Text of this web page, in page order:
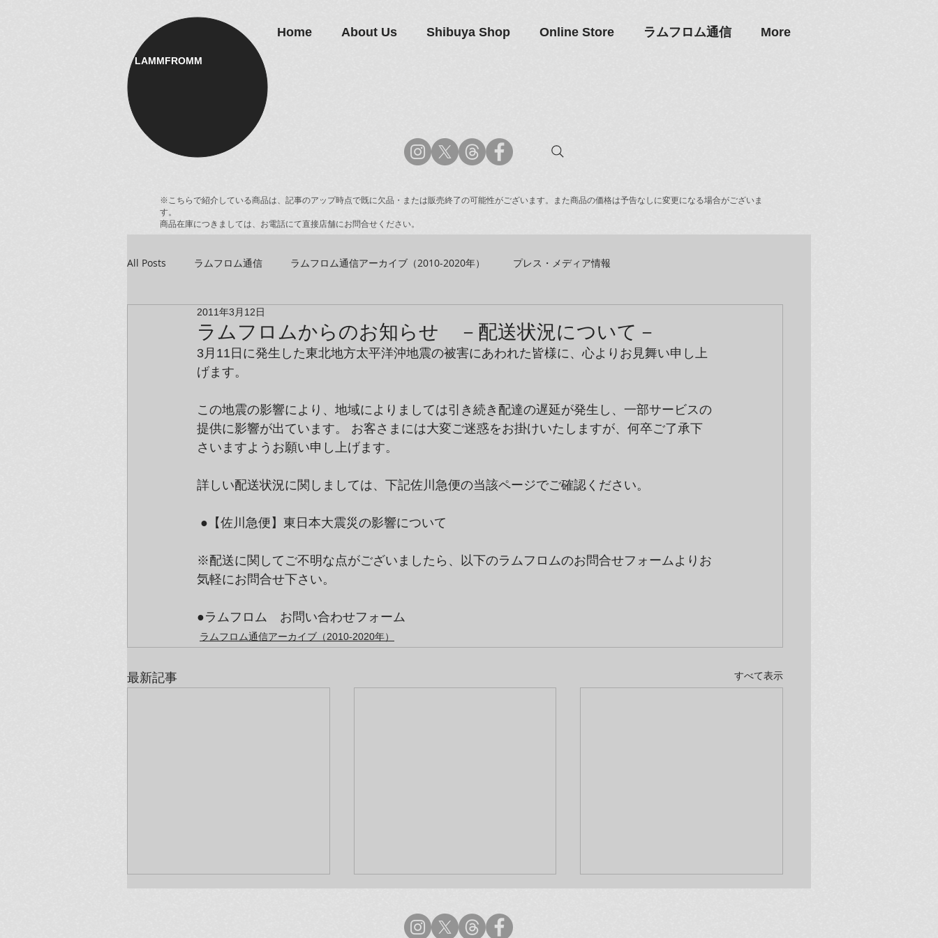
LAMMFROMM​
Home About Us Shibuya Shop Online Store ラムフロム通信 More
※こちらで紹介している商品は、記事のアップ時点で既に欠品・または販売終了の可能性がございます。また商品の価格は予告なしに変更になる場合がございま
す。
商品在庫につきましては、お電話にて直接店舗にお問合せください。
All Posts ラムフロム通信 ラムフロム通信アーカイブ（2010-2020年） プレス・メディア情報
アーティスト＆クリエイター紹介
ラムフロムからのお知らせ －配送状況について－
2011年3月12日
3月11日に発生した東北地方太平洋沖地震の被害にあわれた皆様に、心よりお見舞い申し上
げます。
この地震の影響により、地域によりましては引き続き配達の遅延が発生し、一部サービスの
提供に影響が出ています。 お客さまには大変ご迷惑をお掛けいたしますが、何卒ご了承下
さいますようお願い申し上げます。
詳しい配送状況に関しましては、下記佐川急便の当該ページでご確認ください。
●【佐川急便】東日本大震災の影響について
※配送に関してご不明な点がございましたら、以下のラムフロムのお問合せフォームよりお
気軽にお問合せ下さい。
●ラムフロム　お問い合わせフォーム
ラムフロム通信アーカイブ（2010-2020年）
最新記事 すべて表示